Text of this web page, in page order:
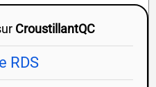
CroustillantQC
RDS